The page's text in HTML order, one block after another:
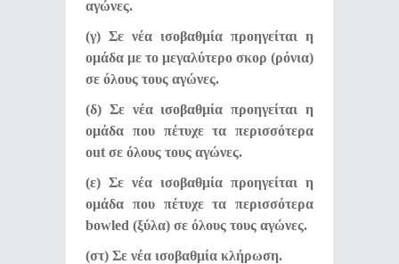
αγώνες.
(γ) Σε νέα ισοβαθμία προηγείται η
ομάδα με το μεγαλύτερο σκορ (ρόνια)
σε όλους τους αγώνες.
(δ) Σε νέα ισοβαθμία προηγείται η
ομάδα που πέτυχε τα περισσότερα
out σε όλους τους αγώνες.
(ε) Σε νέα ισοβαθμία προηγείται η
ομάδα που πέτυχε τα περισσότερα
bowled (ξύλα) σε όλους τους αγώνες.
(στ) Σε νέα ισοβαθμία κλήρωση.